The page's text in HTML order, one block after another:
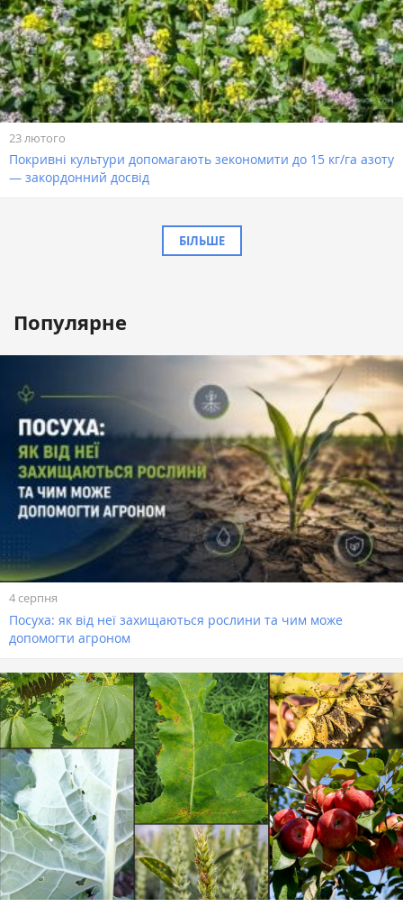
23 лютого
Покривні культури допомагають зекономити до 15 кг/га азоту
— закордонний досвід
БІЛЬШЕ
Популярне
4 серпня
Посуха: як від неї захищаються рослини та чим може
допомогти агроном